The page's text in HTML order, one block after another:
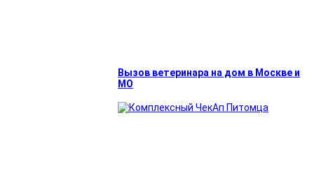
Вызов ветеринара на дом в Москве и
МО